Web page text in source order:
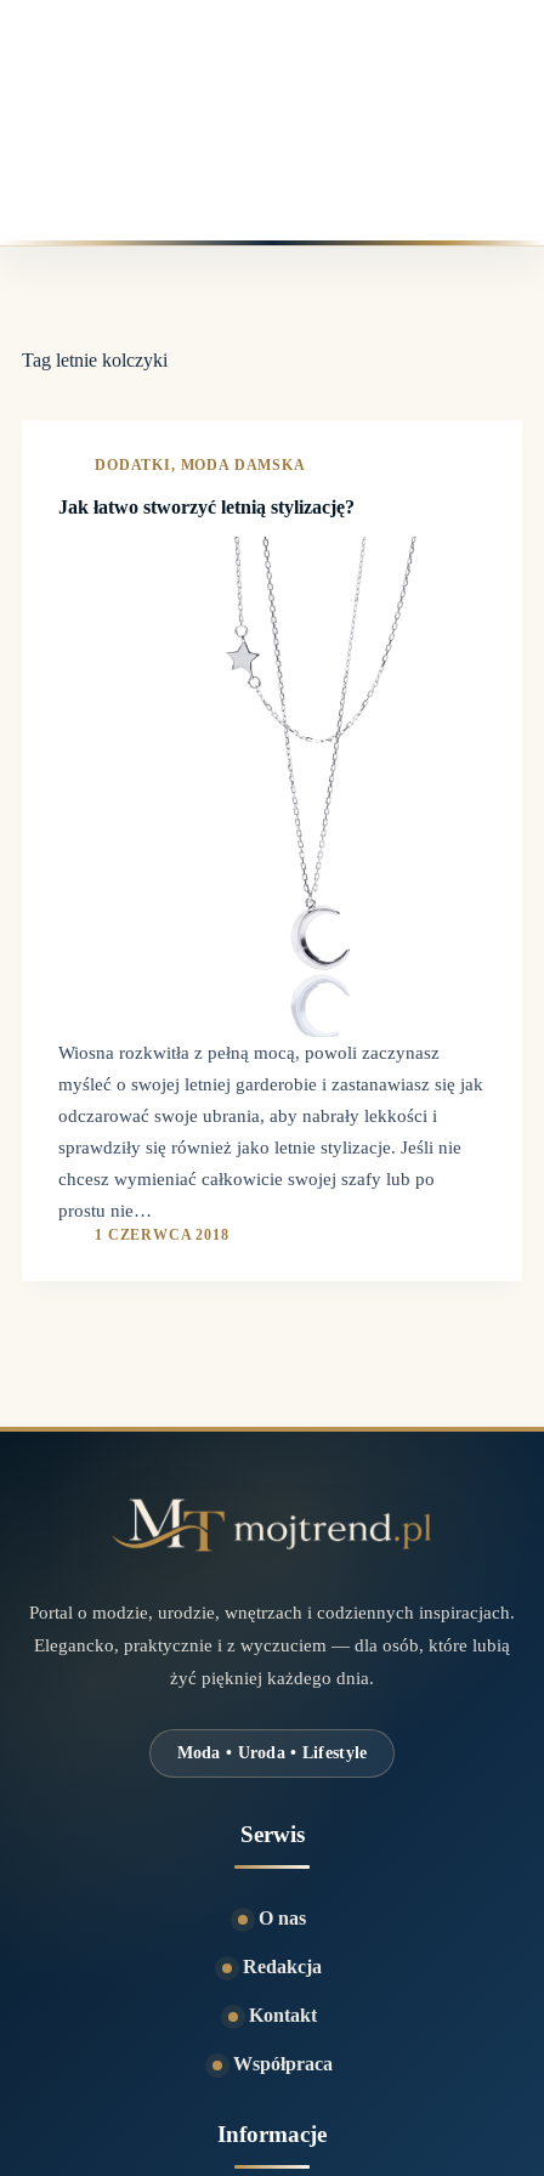
Tag letnie kolczyki
DODATKI, MODA DAMSKA
Jak łatwo stworzyć letnią stylizację?
Wiosna rozkwitła z pełną mocą, powoli zaczynasz
myśleć o swojej letniej garderobie i zastanawiasz się jak
odczarować swoje ubrania, aby nabrały lekkości i
sprawdziły się również jako letnie stylizacje. Jeśli nie
chcesz wymieniać całkowicie swojej szafy lub po
prostu nie…
1 CZERWCA 2018
Portal o modzie, urodzie, wnętrzach i codziennych inspiracjach.
Elegancko, praktycznie i z wyczuciem — dla osób, które lubią
żyć piękniej każdego dnia.
Moda • Uroda • Lifestyle
Serwis
O nas
Redakcja
Kontakt
Współpraca
Informacje